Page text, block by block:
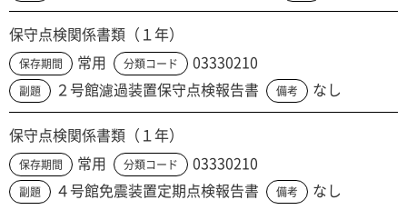
保守点検関係書類（１年）
保存期間 常用 分類コード 03330210
副題 ２号館濾過装置保守点検報告書 備考 なし
保守点検関係書類（１年）
保存期間 常用 分類コード 03330210
副題 ４号館免震装置定期点検報告書 備考 なし